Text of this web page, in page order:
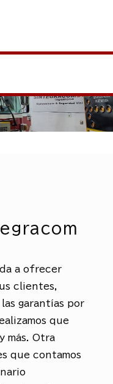
a ofrecer
clientes,
garantías por
que
más. Otra
que contamos